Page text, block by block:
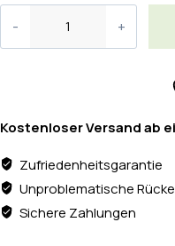
Kostenloser Versand ab
Zufriedenheitsgarantie
Unproblematische
Sichere Zahlungen